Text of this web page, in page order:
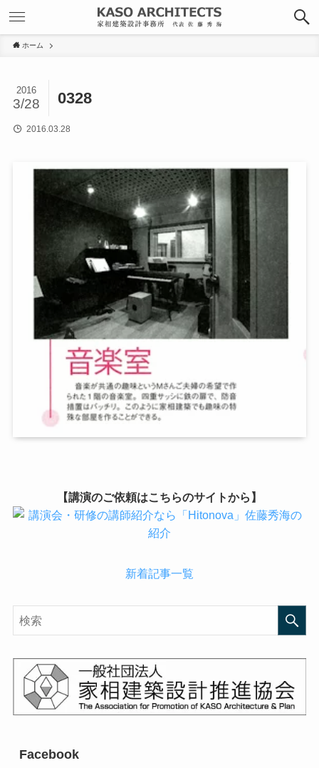
ホーム
0328
2016
3/28
2016.03.28
【講演のご依頼はこちらのサイトから】
新着記事一覧
Facebook